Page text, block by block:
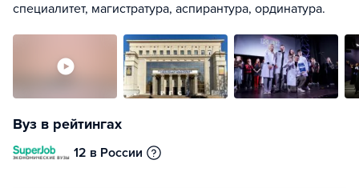
специалитет, магистратура, аспирантура, ординатура.
Вуз в рейтингах
12 в России